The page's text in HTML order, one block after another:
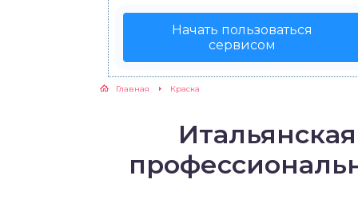
Начать пользоваться
сервисом
Главная Краска